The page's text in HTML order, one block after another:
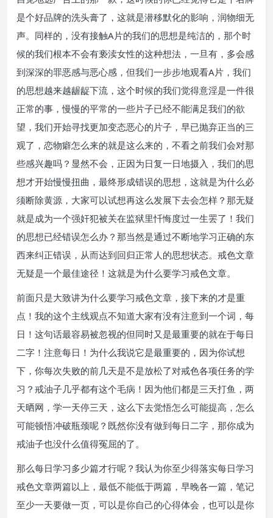
是个好品牌的洗头膏了，这就是潜移默化的影响，润物细无
声。同样的，没有接触A片的我们的思想是纯洁的，那个时
候的我们根本不会有亵渎女性的这种想法，一旦有，多会感
到深深的罪恶感与恶心感，但我们一步步地观看A片，我们
的思想越来越龌龊下流，这个时候的我们觉得意淫是一件很
正常的事，慢慢的平常的一些片子已经不能满足我们的欲
望，我们开始寻找更加变态恶心的片子，早已抛弃正当的三
观了，恋物癖怎么来的就是这么来的，不看之前我们会对那
些感兴趣吗？显然不会，正因为日复一日地摄入，我们的思
想才开始慢慢扭曲，最终形成错误的思想，这就是为什么必
须断除黄源，大家可以试想再这么发展下去会怎样？那无疑
就是成为一个强奸犯被关在监狱里忏悔度过一生罢了！我们
的思想已经错误怎么办？那当然是通过不断地学习正确的东
西来纠正错误，从而达到回归正常人的思想状态。戒色文章
无疑是一个最佳途径！这就是为什么要学习戒色文章。
前面只是大致讲为什么要学习戒色文章，接下来的才是重
点！我的这个主线观点不知道大家有没有注意到一个词，每
日！这句话最容易被忽视的但同时又是最重要的就在于每日
二字！注意每日！为什么我说它是最重要的，因为你试想
下，你每次失败的前几天是不是放松了对戒色各项任务的学
习？戒油子几乎都有这个毛病！因为他们都是三天打鱼，两
天晒网，学一天停三天，这么下去觉悟怎么可能提高，怎么
可能顿悟冲破瓶颈呢？既然你没有做到每日二字，那你成为
戒油子也没什么值得冤屈的了。
那么每日学习多少篇才行呢？我认为你至少得落实每日学习
戒色文章两篇以上，最低不能低于两篇，早晚各一篇，笔记
至少一天要做一页，可以是你自己的心得体会，也可以是你